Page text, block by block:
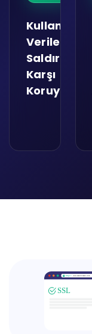
Kullanıcı
Verilerini
Saldırılara
Karşı
Koruyun